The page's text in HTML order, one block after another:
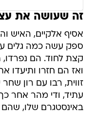
זה שעושה את
אסיף אלקיים, האיש
ספק עשה כמה גלים
קצת לחוד. הם נפרדו,
ואז הם חזרו
זווית, רבו עם רון
עתיד, ודי מהר אחר
באינסטגרם שלו, שהם